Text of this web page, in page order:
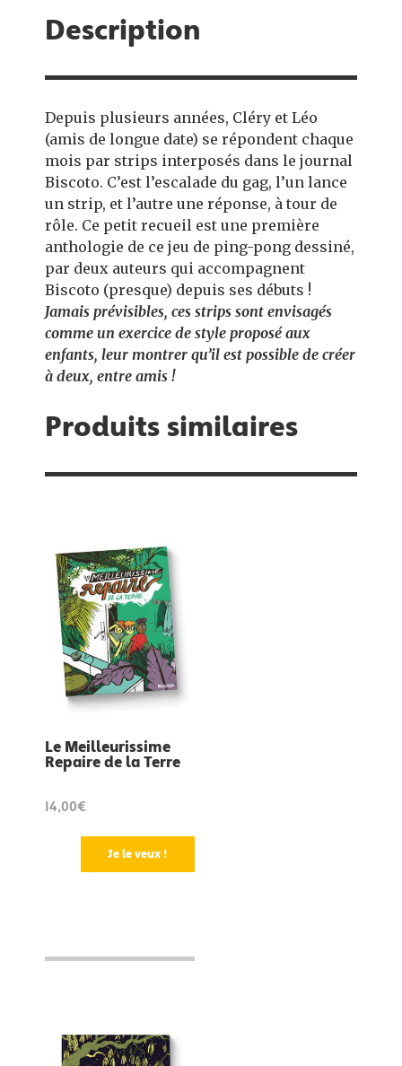
Description
Depuis plusieurs années, Cléry et Léo
(amis de longue date) se répondent chaque
mois par strips interposés dans le journal
Biscoto. C’est l’escalade du gag, l’un lance
un strip, et l’autre une réponse, à tour de
rôle. Ce petit recueil est une première
anthologie de ce jeu de ping-pong dessiné,
par deux auteurs qui accompagnent
Biscoto (presque) depuis ses débuts !
Jamais prévisibles, ces strips sont envisagés
comme un exercice de style proposé aux
enfants, leur montrer qu’il est possible de créer
à deux, entre amis !
Produits similaires
Le Meilleurissime
Repaire de la Terre
14,00€
Je le veux !